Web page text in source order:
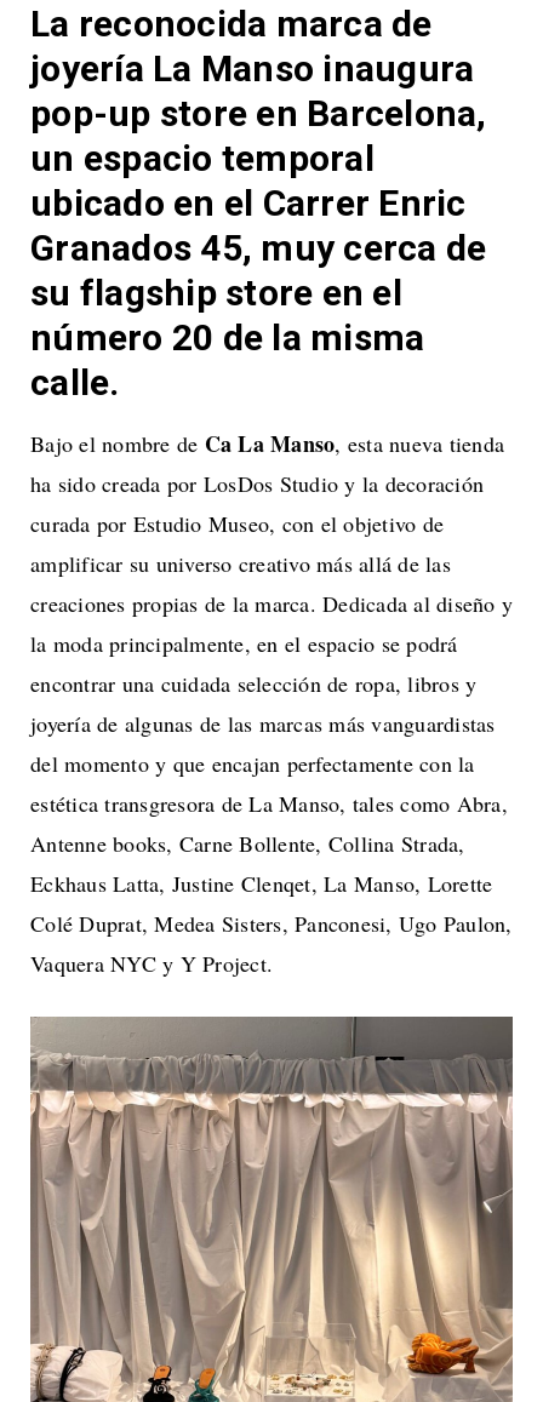
La reconocida marca de
joyería La Manso inaugura
pop-up store en Barcelona,
un espacio temporal
ubicado en el Carrer Enric
Granados 45, muy cerca de
su flagship store en el
número 20 de la misma
calle.
Bajo el nombre de Ca La Manso, esta nueva tienda
ha sido creada por LosDos Studio y la decoración
curada por Estudio Museo, con el objetivo de
amplificar su universo creativo más allá de las
creaciones propias de la marca. Dedicada al diseño y
la moda principalmente, en el espacio se podrá
encontrar una cuidada selección de ropa, libros y
joyería de algunas de las marcas más vanguardistas
del momento y que encajan perfectamente con la
estética transgresora de La Manso, tales como Abra,
Antenne books, Carne Bollente, Collina Strada,
Eckhaus Latta, Justine Clenqet, La Manso, Lorette
Colé Duprat, Medea Sisters, Panconesi, Ugo Paulon,
Vaquera NYC y Y Project.